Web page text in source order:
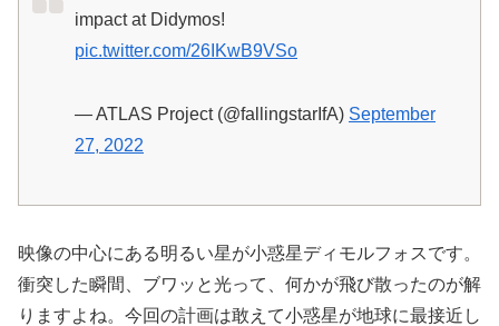
impact at Didymos!
pic.twitter.com/26IKwB9VSo
— ATLAS Project (@fallingstarIfA) September
27, 2022
映像の中心にある明るい星が小惑星ディモルフォスです。
衝突した瞬間、ブワッと光って、何かが飛び散ったのが解
りますよね。今回の計画は敢えて小惑星が地球に最接近し